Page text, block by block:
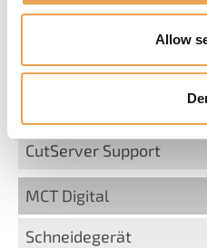
Allow
MCT Digital